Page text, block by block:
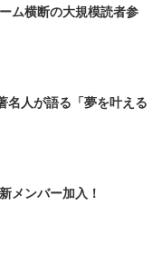
ム横断の大規模読者参
名人が語る「夢を叶える
メンバー加入！